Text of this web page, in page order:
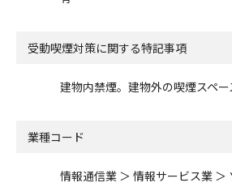
受動喫煙対策に関する特記事項
建物内禁煙。建物外の喫煙スペー
業種コード
情報通信業 ＞ 情報サービス業 ＞